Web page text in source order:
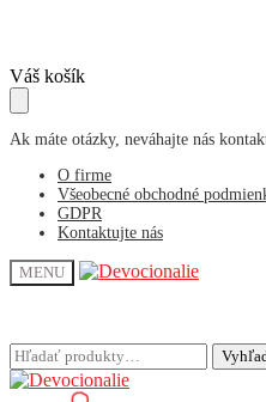
Skip
to
navigation
Skip
to
content
Váš košík
Ak máte otázky, neváhajte nás
O firme
Všeobecné obchodné
GDPR
Kontaktujte nás
MENU
Hľadať:
Hľadať: